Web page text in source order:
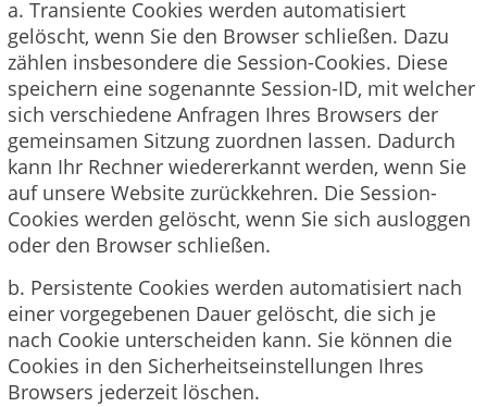
a. Transiente Cookies werden automatisiert
gelöscht, wenn Sie den Browser schließen. Dazu
zählen insbesondere die Session-Cookies. Diese
speichern eine sogenannte Session-ID, mit welcher
sich verschiedene Anfragen Ihres Browsers der
gemeinsamen Sitzung zuordnen lassen. Dadurch
kann Ihr Rechner wiedererkannt werden, wenn Sie
auf unsere Website zurückkehren. Die Session-
Cookies werden gelöscht, wenn Sie sich ausloggen
oder den Browser schließen.
b. Persistente Cookies werden automatisiert nach
einer vorgegebenen Dauer gelöscht, die sich je
nach Cookie unterscheiden kann. Sie können die
Cookies in den Sicherheitseinstellungen Ihres
Browsers jederzeit löschen.